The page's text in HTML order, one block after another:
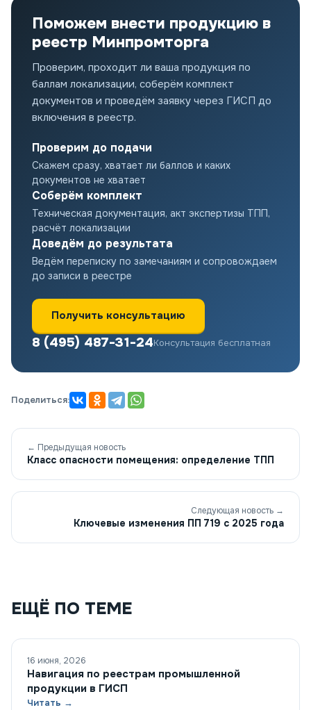
Поможем внести продукцию в
реестр Минпромторга
Проверим, проходит ли ваша продукция по
баллам локализации, соберём комплект
документов и проведём заявку через ГИСП до
включения в реестр.
Проверим до подачи
Скажем сразу, хватает ли баллов и каких
документов не хватает
Соберём комплект
Техническая документация, акт экспертизы ТПП,
расчёт локализации
Доведём до результата
Ведём переписку по замечаниям и сопровождаем
до записи в реестре
Получить консультацию
8 (495) 487-31-24Консультация бесплатная
Поделиться:
← Предыдущая новость
Класс опасности помещения: определение ТПП
Следующая новость →
Ключевые изменения ПП 719 с 2025 года
ЕЩЁ ПО ТЕМЕ
16 июня, 2026
Навигация по реестрам промышленной
продукции в ГИСП
Читать →